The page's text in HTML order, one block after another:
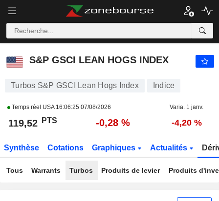
S&P GSCI LEAN HOGS INDEX
Turbos S&P GSCI Lean Hogs Index Indice
Temps réel USA 16:06:25 07/08/2026 Varia. 1 janv.
119,52 PTS -0,28 % -4,20 %
Synthèse Cotations Graphiques Actualités
Tous Warrants Turbos Produits de levier Produits